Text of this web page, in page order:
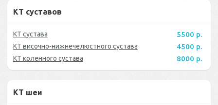
КТ суставов
КТ сустава 5500 р.
КТ височно-нижнечелюстного сустава 4500 р.
КТ коленного сустава 8000 р.
КТ шеи